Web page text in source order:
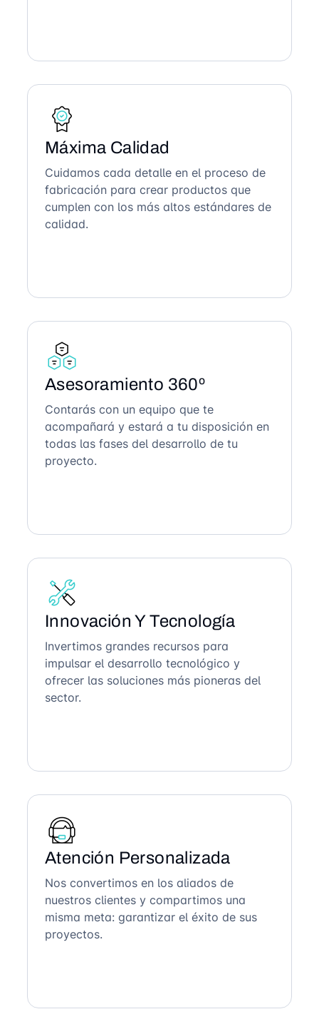
Máxima Calidad
Cuidamos cada detalle en el proceso de
fabricación para crear productos que
cumplen con los más altos estándares de
calidad.
Asesoramiento 360º
Contarás con un equipo que te
acompañará y estará a tu disposición en
todas las fases del desarrollo de tu
proyecto.
Innovación Y Tecnología
Invertimos grandes recursos para
impulsar el desarrollo tecnológico y
ofrecer las soluciones más pioneras del
sector.
Atención Personalizada
Nos convertimos en los aliados de
nuestros clientes y compartimos una
misma meta: garantizar el éxito de sus
proyectos.